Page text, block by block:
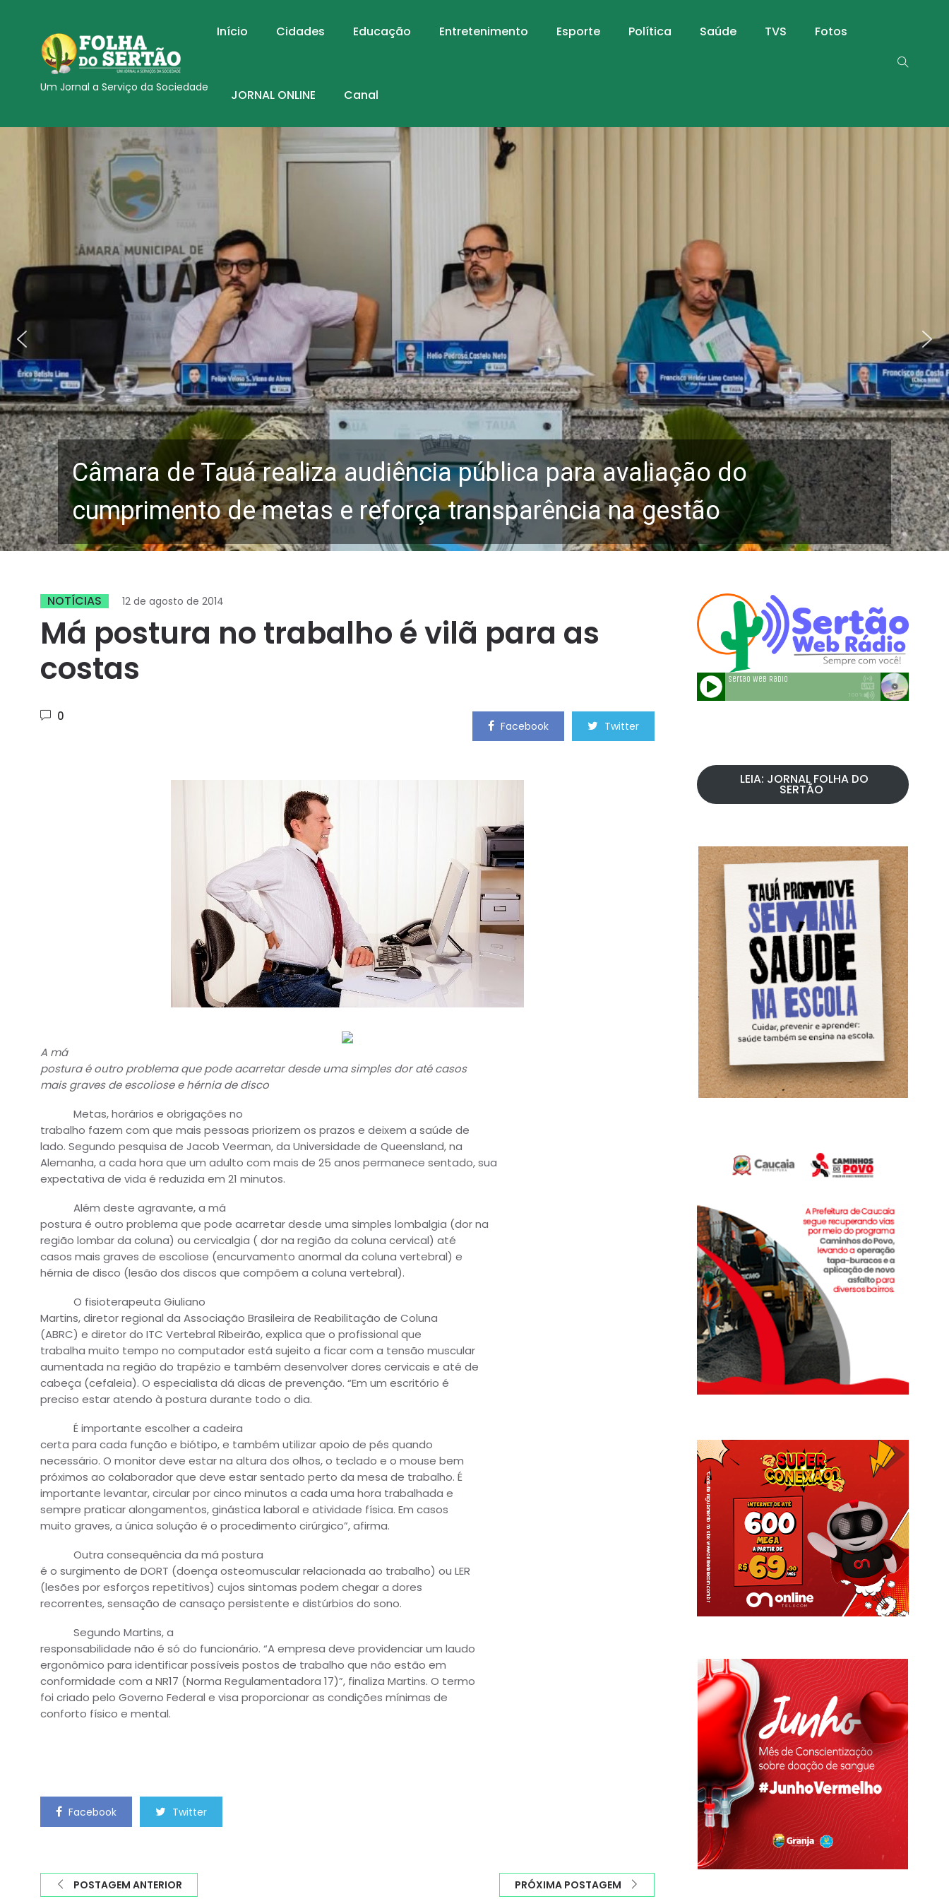
Um Jornal a Serviço da Sociedade
Início Cidades Educação Entretenimento Esporte Política Saúde TVS Fotos
JORNAL ONLINE Canal
Câmara de Tauá realiza audiência pública para avaliação do
cumprimento de metas e reforça transparência na gestão
NOTÍCIAS 12 de agosto de 2014
Má postura no trabalho é vilã para as
costas
0
Facebook Twitter
A má
postura é outro problema que pode acarretar desde uma simples dor até casos
mais graves de escoliose e hérnia de disco
Metas, horários e obrigações no
trabalho fazem com que mais pessoas priorizem os prazos e deixem a saúde de
lado. Segundo pesquisa de Jacob Veerman, da Universidade de Queensland, na
Alemanha, a cada hora que um adulto com mais de 25 anos permanece sentado, sua
expectativa de vida é reduzida em 21 minutos.
Além deste agravante, a má
postura é outro problema que pode acarretar desde uma simples lombalgia (dor na
região lombar da coluna) ou cervicalgia ( dor na região da coluna cervical) até
casos mais graves de escoliose (encurvamento anormal da coluna vertebral) e
hérnia de disco (lesão dos discos que compõem a coluna vertebral).
O fisioterapeuta Giuliano
Martins, diretor regional da Associação Brasileira de Reabilitação de Coluna
(ABRC) e diretor do ITC Vertebral Ribeirão, explica que o profissional que
trabalha muito tempo no computador está sujeito a ficar com a tensão muscular
aumentada na região do trapézio e também desenvolver dores cervicais e até de
cabeça (cefaleia). O especialista dá dicas de prevenção. “Em um escritório é
preciso estar atendo à postura durante todo o dia.
É importante escolher a cadeira
certa para cada função e biótipo, e também utilizar apoio de pés quando
necessário. O monitor deve estar na altura dos olhos, o teclado e o mouse bem
próximos ao colaborador que deve estar sentado perto da mesa de trabalho. É
importante levantar, circular por cinco minutos a cada uma hora trabalhada e
sempre praticar alongamentos, ginástica laboral e atividade física. Em casos
muito graves, a única solução é o procedimento cirúrgico”, afirma.
Outra consequência da má postura
é o surgimento de DORT (doença osteomuscular relacionada ao trabalho) ou LER
(lesões por esforços repetitivos) cujos sintomas podem chegar a dores
recorrentes, sensação de cansaço persistente e distúrbios do sono.
Segundo Martins, a
responsabilidade não é só do funcionário. “A empresa deve providenciar um laudo
ergonômico para identificar possíveis postos de trabalho que não estão em
conformidade com a NR17 (Norma Regulamentadora 17)”, finaliza Martins. O termo
foi criado pelo Governo Federal e visa proporcionar as condições mínimas de
conforto físico e mental.
Facebook Twitter
POSTAGEM ANTERIOR PRÓXIMA POSTAGEM
LEIA: JORNAL FOLHA DO
SERTÃO